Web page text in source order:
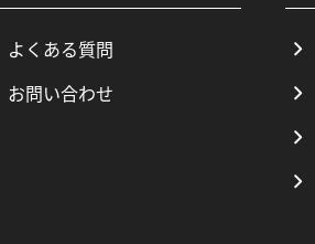
よくある質問
お問い合わせ